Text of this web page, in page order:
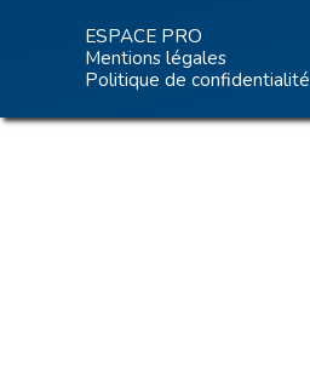
ESPACE PRO
Mentions légales
Politique de confidentialité